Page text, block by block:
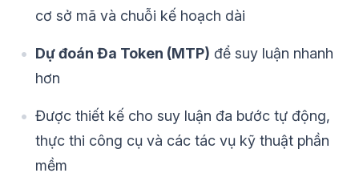
cơ sở mã và chuỗi kế hoạch dài
Dự đoán Đa Token (MTP) để suy luận nhanh
hơn
Được thiết kế cho suy luận đa bước tự động,
thực thi công cụ và các tác vụ kỹ thuật phần
mềm